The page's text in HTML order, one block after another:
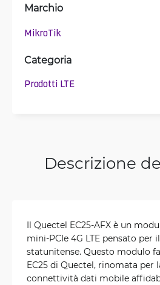
Marchio
MikroTik
Categoria
Prodotti LTE
Descrizione
Il Quectel EC25-AFX è un
mini-PCIe 4G LTE pensato per
statunitense. Questo modulo
EC25 di Quectel, rinomata per
connettività dati mobile